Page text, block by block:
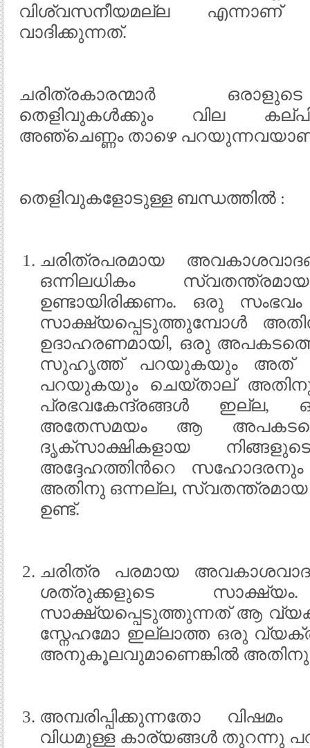
വിശ്വസനീയമല്ല എന്നാണ്
വാദിക്കുന്നത്.
ചരിത്രകാരന്മാര്‍
തെളിവുകള്‍ക്കും വില
അഞ്ചെണ്ണം താഴെ
തെളിവുകളോടുള്ള ബന്ധത്തില്‍ :
ചരിത്രപരമായ
ഒന്നിലധികം
ഉണ്ടായിരിക്കണം. ഒരു
സാക്ഷ്യപ്പെടുത്തുമ്പോള്‍
ഉദാഹരണമായി, ഒരു
സുഹൃത്ത് പറയുകയും അത്
പറയുകയും ചെയ്താല്
പ്രഭവകേന്ദ്രങ്ങള്‍ ഇല്ല,
അതേസമയം ആ
ദൃക്സാക്ഷികളായ
അദ്ദേഹത്തിന്‍റെ
അതിനു ഒന്നല്ല, സ്വതന്ത്രമായ
ഉണ്ട്.
ചരിത്ര പരമായ
ശത്രുക്കളുടെ
സാക്ഷ്യപ്പെടുത്തുന്നത് ആ
സ്നേഹമോ ഇല്ലാത്ത ഒരു
അനുകൂലവുമാണെങ്കില്‍ അതിനു
അമ്പരിപ്പിക്കുന്നതോ
വിധമുള്ള കാര്യങ്ങള്‍ തുറന്നു